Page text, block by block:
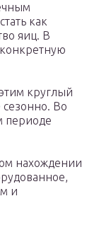
как
яиц. В
круглый
сезонно. Во
периоде
нахождении
и